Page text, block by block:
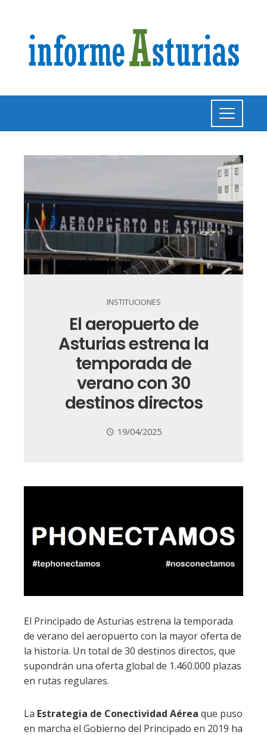
INSTITUCIONES
El aeropuerto de
Asturias estrena la
temporada de
verano con 30
destinos directos
19/04/2025
El Principado de Asturias estrena la temporada
de verano del aeropuerto con la mayor oferta de
la historia. Un total de 30 destinos directos, que
supondrán una oferta global de 1.460.000 plazas
en rutas regulares.
La Estrategia de Conectividad Aérea que puso
en marcha el Gobierno del Principado en 2019 ha